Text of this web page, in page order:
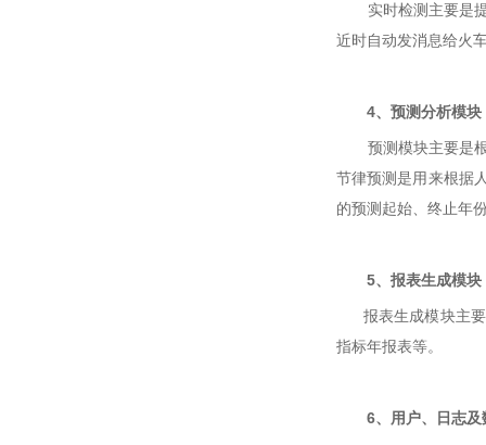
实时检测主要是提
近时自动发消息给火
4、预测分析模块
预测模块主要是根
节律预测是用来根据
的预测起始、终止年
5、报表生成模块
报表生成模块主要
指标年报表等。
6、用户、日志及